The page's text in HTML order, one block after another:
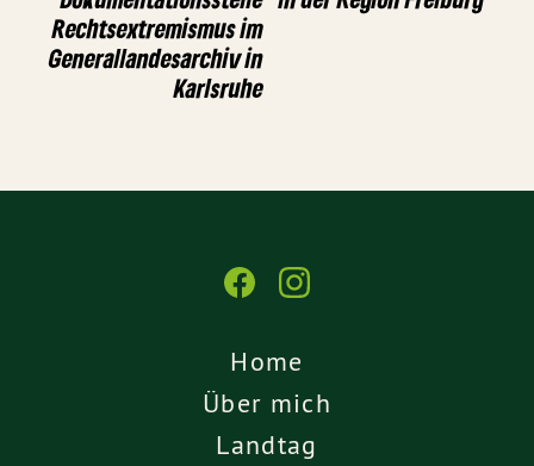
Rechtsextremismus im
Generallandesarchiv in
Karlsruhe
Home
Über mich
Landtag